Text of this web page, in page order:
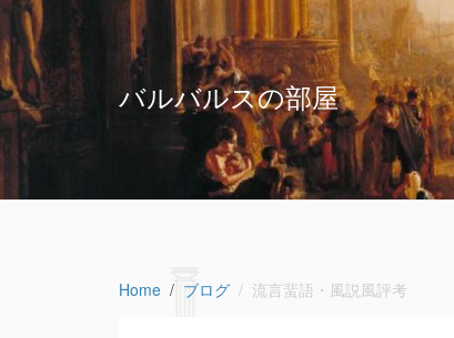
バルバルスの部屋
Home ブログ 流言蜚語・風説風評考